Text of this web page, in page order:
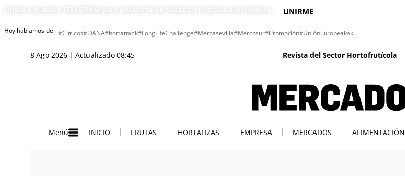
Únete a nuestro TELEGRAM para enterarte de todas las noticias al momento UNIRME
Hoy hablamos de: #Cítricos#DANA#hortattack#LongLifeChallenge#Mercasevilla#Mercosur#Promoción#UniónEuropeakaki
8 Ago 2026 | Actualizado 08:45 Revista del Sector Hortofrutícola
Menú INICIO FRUTAS HORTALIZAS EMPRESA MERCADOS ALIMENTACIÓN